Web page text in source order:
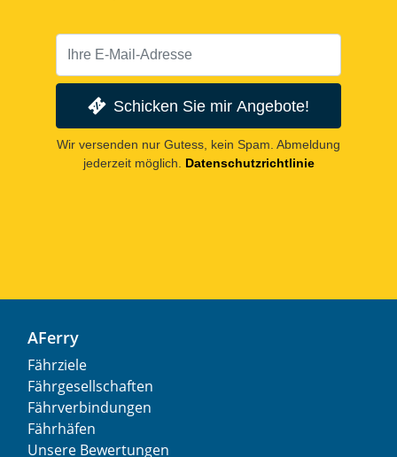
Schicken Sie mir Angebote!
Wir versenden nur Gutess, kein Spam. Abmeldung
jederzeit möglich. Datenschutzrichtlinie
AFerry
Fährziele
Fährgesellschaften
Fährverbindungen
Fährhäfen
Unsere Bewertungen